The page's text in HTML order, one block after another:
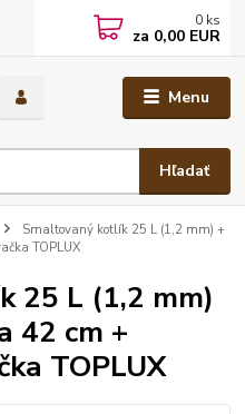
Menu
Hľadať
0 ks
za 0,00 EUR
Smaltovaný kotlík 25 L (1,2 mm) +
TOPLUX
25 L (1,2 mm)
42 cm +
TOPLUX